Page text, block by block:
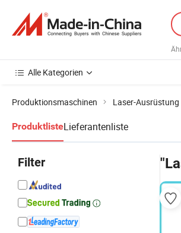
Alle Kategorien
Produktionsmaschinen Laser-Ausrüstung
ProduktlisteLieferantenliste
Filter